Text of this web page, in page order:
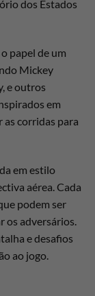
dos Estados
o papel de um
Mickey
e outros
em
as corridas para
em estilo
aérea. Cada
podem ser
os adversários.
e desafios
ao jogo.